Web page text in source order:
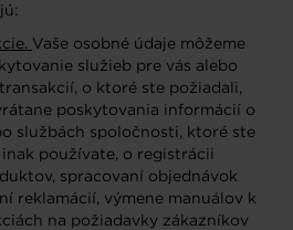
Vaše osobné údaje môžeme
služieb pre vás alebo
o ktoré ste požiadali,
poskytovania informácií o
službách spoločnosti, ktoré ste
používate, o registrácii
spracovaní objednávok
reklamácií, výmene manuálov k
na požiadavky zákazníkov